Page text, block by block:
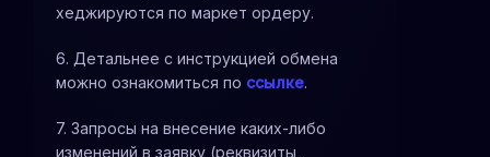
хеджируются по маркет ордеру.
6. Детальнее с инструкцией обмена
можно ознакомиться по ссылке.
7. Запросы на внесение каких-либо
изменений в заявку (реквизиты,